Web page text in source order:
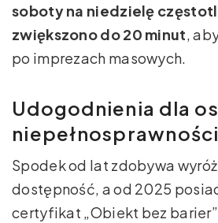
soboty na niedzielę
zwiększono do 20 minut,
po imprezach masowych.
Udogodnienia dla
Spodek od lat zdobywa
dostępność, a od 2025
certyfikat „Obiekt bez